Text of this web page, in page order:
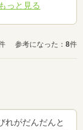
もっと見る
参考になった： 8件
れがだんだんと